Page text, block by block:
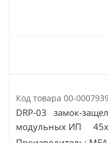
Код товара 00-
DRP-03 замок-
модульных ИП